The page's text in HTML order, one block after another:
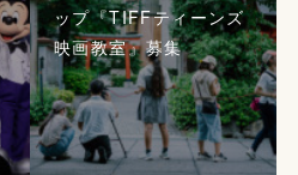
ップ『TIFFティーンズ
映画教室』募集